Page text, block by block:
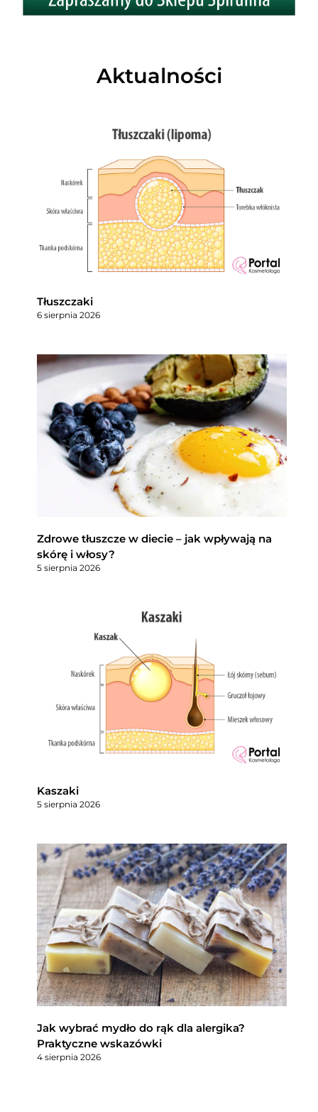
Aktualności
Tłuszczaki
6 sierpnia 2026
Zdrowe tłuszcze w diecie – jak wpływają na
skórę i włosy?
5 sierpnia 2026
Kaszaki
5 sierpnia 2026
Jak wybrać mydło do rąk dla alergika?
Praktyczne wskazówki
4 sierpnia 2026